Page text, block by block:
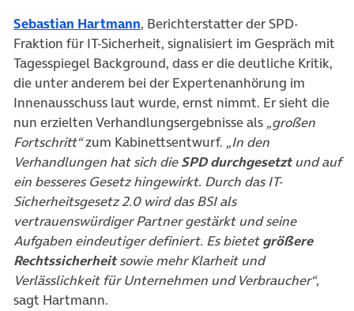
Sebastian Hartmann(öffnet in neuem Tab)
, Berichterstatter der SPD-
Fraktion für IT-Sicherheit, signalisiert im Gespräch mit
Tagesspiegel Background, dass er die deutliche Kritik,
die unter anderem bei der Expertenanhörung im
Innenausschuss laut wurde, ernst nimmt. Er sieht die
nun erzielten Verhandlungsergebnisse als „großen
Fortschritt“zum Kabinettsentwurf. „In den
Verhandlungen hat sich dieSPD durchgesetztund auf
ein besseres Gesetz hingewirkt. Durch das IT-
Sicherheitsgesetz 2.0 wird das BSI als
vertrauenswürdiger Partner gestärkt und seine
Aufgaben eindeutiger definiert. Es bietetgrößere
Rechtssicherheitsowie mehr Klarheit und
Verlässlichkeit für Unternehmen und Verbraucher“,
sagt Hartmann.